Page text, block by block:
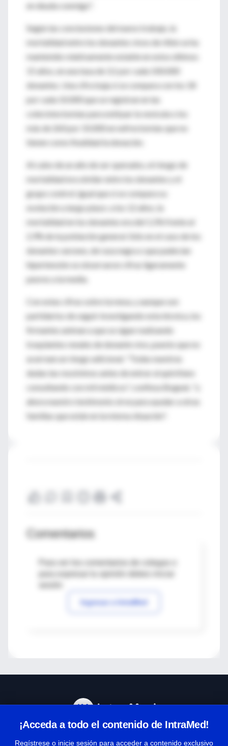
en deuda conmigo".
Según las conclusiones del nuevo trabajo, la
mortalidad entre los donantes vivos de riñón se ha
mantenido relativamente estable en estos últimos
15 años, en una tasa de 3,1 por cada 100.000
donantes. Una cifra baja si se compara con los 18
por cada 10.000 que se registran en las
colecistectomías para extirpar la vesícula o los
más de 260 por 10.000 en nefrectomías que no
tienen como finalidad la donación.
Al cabo de un año de ser operados, el riesgo de
mortalidad era similar entre los donantes y el
grupo control; igual que si se compara su
evolución a largo plazo: a los 12 años, la
mortalidad en los donantes era del 1,5% frente al
2,9% de la población general. Sólo en el caso de los
donantes varones, de raza negra o que padecían
hipertensión se observaron cifras ligeramente
peores a la media.
Con estas cifras sobre la mesa, y aunque son
partidarios de seguir investigando esta técnica, los
firmantes animan a que se sigan realizando
trasplantes renales de donante vivo, puesto que no
acarrean un riesgo adicional. "Todas nuestras
dudas las resolvimos antes de entrar al quirófano
consultando con mil médicos", confiesa Bogeat, "y
ahora nuestro testimonio sirve para ayudar a otras
familias que están en la misma situación".
Comentarios
Para ver los comentarios de colegas o
Ingresar a IntraMed
¡Acceda a todo el contenido de IntraMed!
Regístrese o inicie sesión para acceder a contenido exclusivo